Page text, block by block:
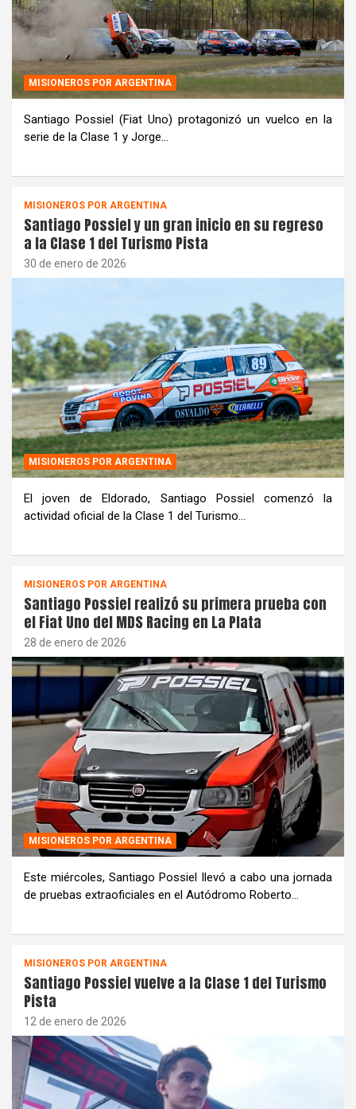
MISIONEROS POR ARGENTINA
Santiago Possiel (Fiat Uno) protagonizó un vuelco en la
serie de la Clase 1 y Jorge…
MISIONEROS POR ARGENTINA
Santiago Possiel y un gran inicio en su regreso
a la Clase 1 del Turismo Pista
30 de enero de 2026
MISIONEROS POR ARGENTINA
El joven de Eldorado, Santiago Possiel comenzó la
actividad oficial de la Clase 1 del Turismo…
MISIONEROS POR ARGENTINA
Santiago Possiel realizó su primera prueba con
el Fiat Uno del MDS Racing en La Plata
28 de enero de 2026
MISIONEROS POR ARGENTINA
Este miércoles, Santiago Possiel llevó a cabo una jornada
de pruebas extraoficiales en el Autódromo Roberto…
MISIONEROS POR ARGENTINA
Santiago Possiel vuelve a la Clase 1 del Turismo
Pista
12 de enero de 2026